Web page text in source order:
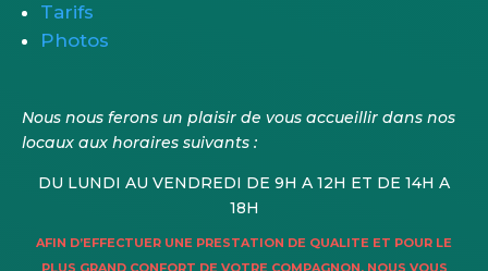
Tarifs
Photos
Nous nous ferons un plaisir de vous accueillir dans nos
locaux aux horaires suivants :
DU LUNDI AU VENDREDI DE 9H A 12H ET DE 14H A
18H
AFIN D’EFFECTUER UNE PRESTATION DE QUALITE ET POUR LE
PLUS GRAND CONFORT DE VOTRE COMPAGNON, NOUS VOUS